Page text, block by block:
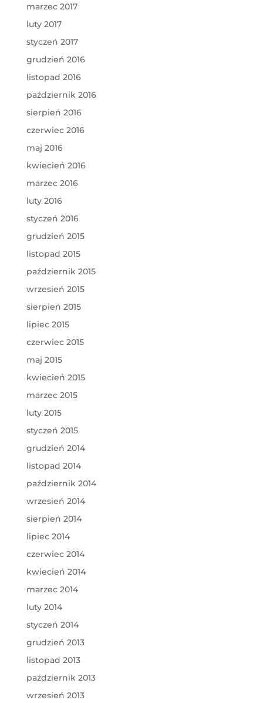
marzec 2017
luty 2017
styczeń 2017
grudzień 2016
listopad 2016
październik 2016
sierpień 2016
czerwiec 2016
maj 2016
kwiecień 2016
marzec 2016
luty 2016
styczeń 2016
grudzień 2015
listopad 2015
październik 2015
wrzesień 2015
sierpień 2015
lipiec 2015
czerwiec 2015
maj 2015
kwiecień 2015
marzec 2015
luty 2015
styczeń 2015
grudzień 2014
listopad 2014
październik 2014
wrzesień 2014
sierpień 2014
lipiec 2014
czerwiec 2014
kwiecień 2014
marzec 2014
luty 2014
styczeń 2014
grudzień 2013
listopad 2013
październik 2013
wrzesień 2013